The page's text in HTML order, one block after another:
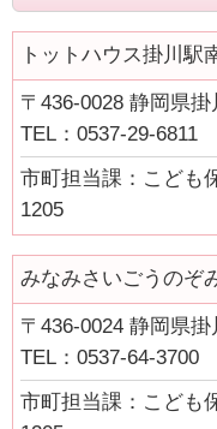
ファミリー・サポート
出張託児サービス一覧
★授乳スペースで搾乳が
県
相談する・仲間をつく
遊ぶ・学ぶ
健康・医療
トットハウス掛川駅
〒436-0028 静岡県
TEL：0537-29-6811
市町担当課：こども
1205
みなみさいごうのぞ
〒436-0024 静岡県
TEL：0537-64-3700
市町担当課：こども